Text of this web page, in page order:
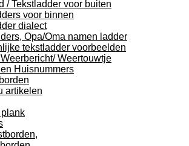
/ Tekstladder voor buiten
voor binnen
dialect
Opa/Oma namen ladder
tekstladder voorbeelden
Weertouwtje
Huisnummers
artikelen